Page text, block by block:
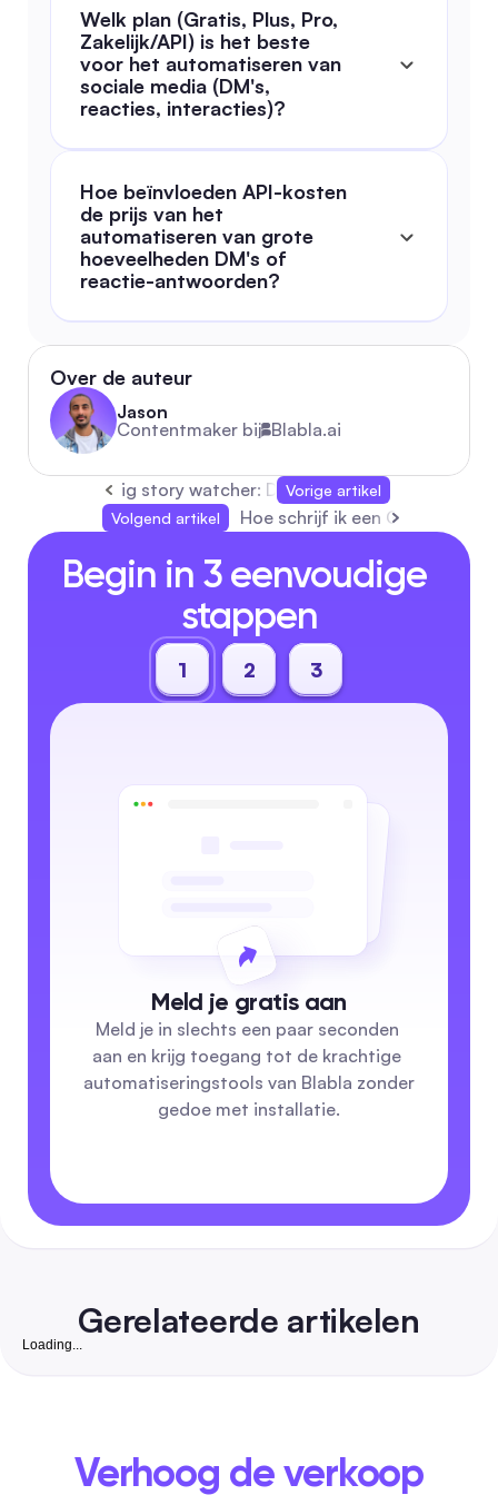
Welk plan (Gratis, Plus, Pro,
Zakelijk/API) is het beste
voor het automatiseren van
sociale media (DM's,
reacties, interacties)?
Hoe beïnvloeden API-kosten
de prijs van het
automatiseren van grote
hoeveelheden DM's of
reactie-antwoorden?
Over de auteur
Jason
Contentmaker bij Blabla.ai
ig story watcher: De Ultieme 2026 Gids
Vorige artikel
Volgend artikel
Hoe schrijf ik een Google
Begin in 3 eenvoudige
stappen
1 2 3
Meld je gratis aan
Meld je in slechts een paar seconden
aan en krijg toegang tot de krachtige
automatiseringstools van Blabla zonder
gedoe met installatie.
Gerelateerde artikelen
zakelijk geschikte Instagram-volgers te winnen. Bevat India-
Loading...
Verhoog de verkoop